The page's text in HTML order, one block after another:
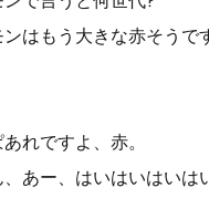
はもう大きな赤そうで
れですよ、赤。
あー、はいはいはいは